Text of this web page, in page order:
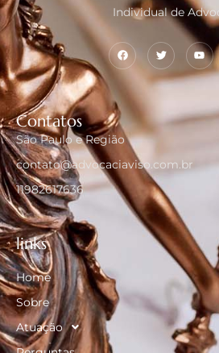
Individual de
Contatos
São Paulo e Região
contato@advocaciaviso.com.br
11982617636
links
Home
Sobre
Atuação